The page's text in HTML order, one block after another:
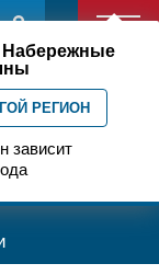
Набережные
РЕГИОН
зависит
онкология